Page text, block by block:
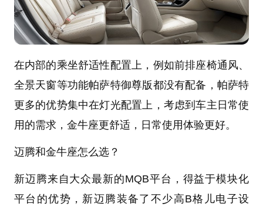
在内部的乘坐舒适性配置上，例如前排座椅通风、
全景天窗等功能帕萨特御尊版都没有配备，帕萨特
更多的优势集中在灯光配置上，考虑到车主日常使
用的需求，金牛座更舒适，日常使用体验更好。
迈腾和金牛座怎么选？
新迈腾来自大众最新的MQB平台，得益于模块化
平台的优势，新迈腾装备了不少高B格儿电子设